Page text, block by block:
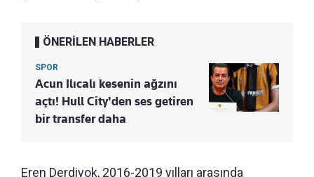
ÖNERİLEN HABERLER
SPOR
Acun Ilıcalı kesenin ağzını
açtı! Hull City'den ses getiren
bir transfer daha
Eren Derdiyok, 2016-2019 yılları arasında